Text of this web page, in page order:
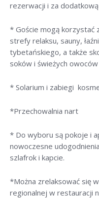
rezerwacji i za dodatkową
* Goście mogą korzystać
strefy relaksu, sauny,
tybetańskiego, a także
soków i świeżych
* Solarium i zabiegi
*Przechowalnia nart
* Do wyboru są pokoje i
nowoczesne
szlafrok i kapcie.
*Można zrelaksować się
regionalnej w restauracji